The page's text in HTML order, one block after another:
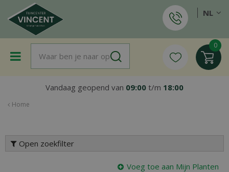
a
Home
Vandaag geopend van 09:00 t/m 18:00
NL
Open zoekfilter
Voeg toe aan Mijn Planten